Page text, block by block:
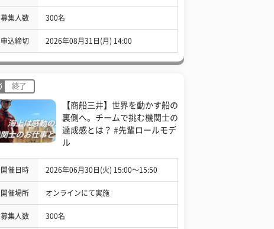
募集人数 300名
申込締切 2026年08月31日(月) 14:00
終了
【商船三井】世界を動かす船の
裏側へ。チームで挑む機関士の
達成感とは？ #先輩ロールモデ
ル
開催日時 2026年06月30日(火) 15:00〜15:50
開催場所 オンラインにて実施
募集人数 300名